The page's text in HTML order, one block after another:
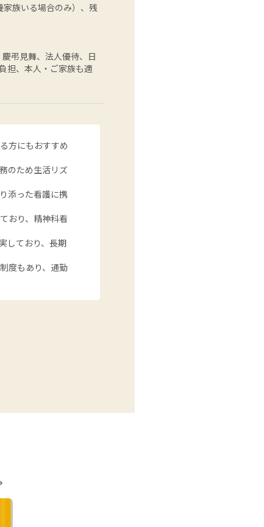
家族いる場合のみ）、残
弔見舞、法人優待、日
担、本人・ご家族も適
方にもおすすめ
のため生活リズ
添った看護に携
おり、精神科看
しており、長期
度もあり、通勤